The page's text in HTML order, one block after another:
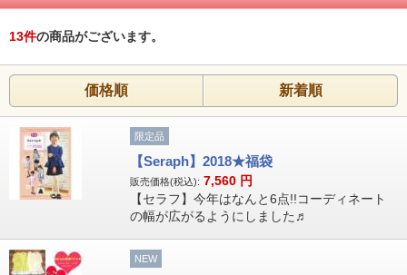
13件の商品がございます。
価格順 新着順
限定品
【Seraph】2018★福袋
販売価格(税込): 7,560 円
【セラフ】今年はなんと6点!!コーディネート
の幅が広がるようにしました♬
NEW